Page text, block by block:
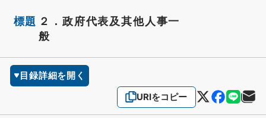
標題 ２．政府代表及其他人事一
般
目録詳細を開く
URIをコピー